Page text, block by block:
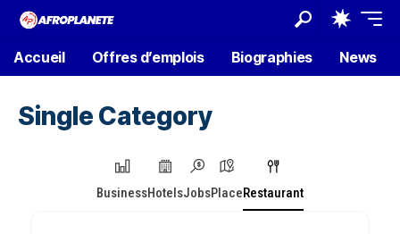
Accueil Offres d’emplois Biographies News
Single Category
BusinessHotelsJobsPlaceRestaurant